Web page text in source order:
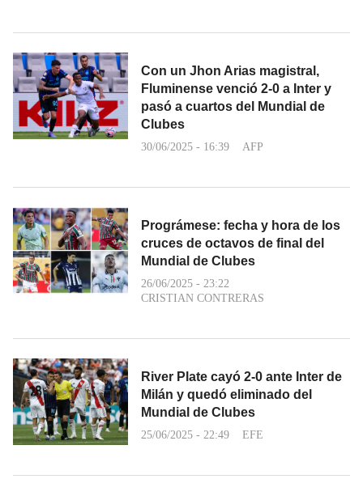
Con un Jhon Arias magistral,
Fluminense venció 2-0 a Inter y
pasó a cuartos del Mundial de
Clubes
30/06/2025 - 16:39 AFP
Prográmese: fecha y hora de los
cruces de octavos de final del
Mundial de Clubes
26/06/2025 - 23:22
CRISTIAN CONTRERAS
River Plate cayó 2-0 ante Inter de
Milán y quedó eliminado del
Mundial de Clubes
25/06/2025 - 22:49 EFE